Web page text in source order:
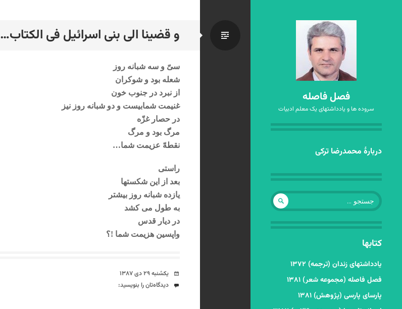
فصل فاصله
سروده ها و یادداشتهای یک معلم ادبیات
رفتن
نوشته‌ها
دربارهٔ محمدرضا ترکی
جستجو
برای:
کتابها
یادداشتهای زندان (ترجمه) ۱۳۷۲
فصل فاصله (مجموعه شعر) ۱۳۸۱
پارسای پارسی (پژوهش) ۱۳۸۱
و قضینا الی بنی اسرائیل فی الکتاب…استاندارد
سیّ و سه شبانه روز
شعله بود و شوکران
از نبرد در جنوب خون
غنیمت شمابیست و دو شبانه روز نیز
در حصار غزّه
مرگ بود و مرگ
نقطهّ عزیمت شما…
راستی
بعد از این شکستها
یازده شبانه روز بیشتر
به طول می کشد
در دیار قدس
واپسین هزیمت شما !؟
تاریخ
یکشنبه ۲۹ دی ۱۳۸۷
دیدگاه‌ها
دیدگاه‌تان را بنویسید: